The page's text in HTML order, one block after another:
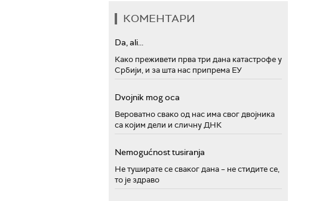
КОМЕНТАРИ
Da, ali...
Како преживети прва три дана катастрофе у
Србији, и за шта нас припрема ЕУ
Dvojnik mog oca
Вероватно свако од нас има свог двојника
са којим дели и сличну ДНК
Nemogućnost tusiranja
Не туширате се сваког дана – не стидите се,
то је здраво